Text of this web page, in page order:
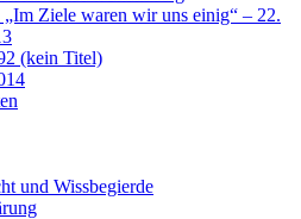
„Im Ziele waren wir uns einig“ – 22.
(kein Titel)
und Wissbegierde